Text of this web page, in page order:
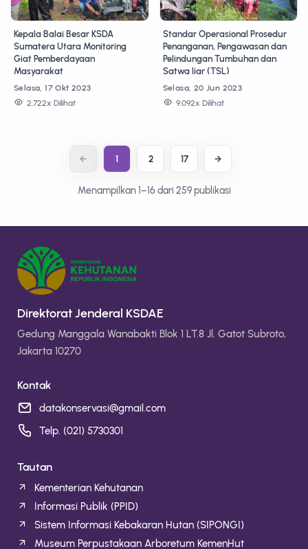
Kepala Balai Besar KSDA
Sumatera Utara Monitoring
Giat Pemberdayaan
Masyarakat
Selasa, 17 Okt 2023
2.722x Dilihat
Standar Operasional Prosedur
Penanganan, Pengawasan dan
Pelindungan Tumbuhan dan
Satwa liar (TSL)
Selasa, 20 Jun 2023
9.092x Dilihat
1 2 17
Menampilkan 1–16 dari 259 publikasi
Direktorat Jenderal KSDAE
Gedung Manggala Wanabakti Blok 1 LT.8 Jl. Gatot Subroto,
Jakarta 10270
Kontak
datakonservasi@gmail.com
Telp. (021) 5730301
Tautan
Kementerian Kehutanan
Informasi Publik (PPID)
Sistem Informasi Kebakaran Hutan (SIPONGI)
Museum Perpustakaan Arboretum KemenHut